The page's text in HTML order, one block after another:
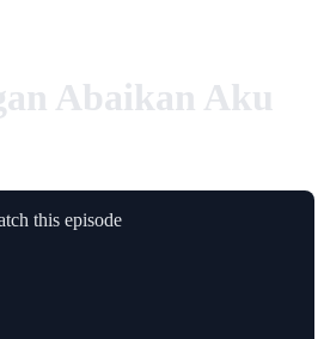
Abaikan Aku
this episode